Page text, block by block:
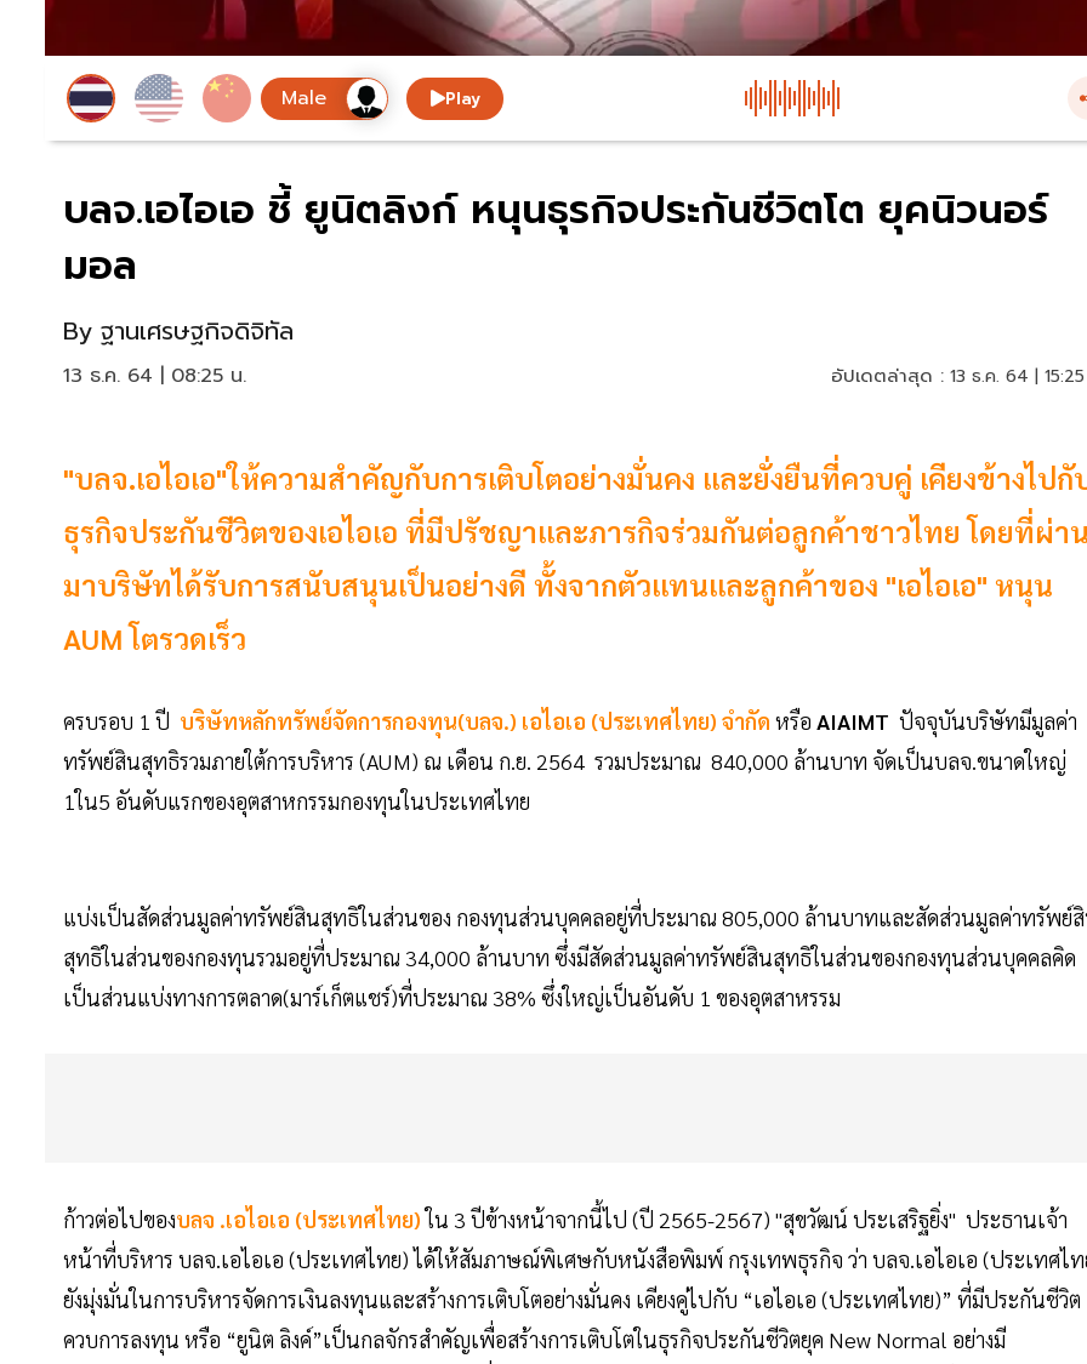
Play
บลจ.เอไอเอ ชี้ ยูนิตลิงก์ หนุนธุรกิจประกันชีวิตโต ยุคนิวนอร์
มอล
By ฐานเศรษฐกิจดิจิทัล
13 ธ.ค. 64 | 08:25 น. อัปเดตล่าสุด : 13 ธ.ค. 64 |
"บลจ.เอไอเอ"ให้ความสำคัญกับการเติบโตอย่างมั่นคง และยั่งยืนที่ควบคู่ เคียงข้างไปกั
ธุรกิจประกันชีวิตของเอไอเอ ที่มีปรัชญาและภารกิจร่วมกันต่อลูกค้าชาวไทย โดยที่ผ่า
มาบริษัทได้รับการสนับสนุนเป็นอย่างดี ทั้งจากตัวแทนและลูกค้าของ "เอไอเอ" หนุน
AUM โตรวดเร็ว
ครบรอบ 1 ปี บริษัทหลักทรัพย์จัดการกองทุน(บลจ.) เอไอเอ (ประเทศไทย) จำกัด หรือ AIAIMT ปัจจุบันบริษัทมีมูลค่า
ทรัพย์สินสุทธิรวมภายใต้การบริหาร (AUM) ณ เดือน ก.ย. 2564 รวมประมาณ 840,000 ล้านบาท จัดเป็นบลจ.ขนาดใหญ่
1ใน5 อันดับแรกของอุตสาหกรรมกองทุนในประเทศไทย
แบ่งเป็นสัดส่วนมูลค่าทรัพย์สินสุทธิในส่วนของ กองทุนส่วนบุคคลอยู่ที่ประมาณ 805,000 ล้านบาทและสัดส่วนมูลค่าทรัพย์
สุทธิในส่วนของกองทุนรวมอยู่ที่ประมาณ 34,000 ล้านบาท ซึ่งมีสัดส่วนมูลค่าทรัพย์สินสุทธิในส่วนของกองทุนส่วนบุคคลคิด
เป็นส่วนแบ่งทางการตลาด(มาร์เก็ตแชร์)ที่ประมาณ 38% ซึ่งใหญ่เป็นอันดับ 1 ของอุตสาหรรม
ก้าวต่อไปของบลจ .เอไอเอ (ประเทศไทย)ใน 3 ปีข้างหน้าจากนี้ไป (ปี 2565-2567) "สุขวัฒน์ ประเสริฐยิ่ง" ประธานเจ้า
หน้าที่บริหาร บลจ.เอไอเอ (ประเทศไทย) ได้ให้สัมภาษณ์พิเศษกับหนังสือพิมพ์ กรุงเทพธุรกิจ ว่า บลจ.เอไอเอ (ประเทศไ
ยังมุ่งมั่นในการบริหารจัดการเงินลงทุนและสร้างการเติบโตอย่างมั่นคง เคียงคู่ไปกับ “เอไอเอ (ประเทศไทย)” ที่มีประกันชีวิต
ควบการลงทุน หรือ “ยูนิต ลิงค์”เป็นกลจักรสำคัญเพื่อสร้างการเติบโตในธุรกิจประกันชีวิตยุค New Normal อย่างมี